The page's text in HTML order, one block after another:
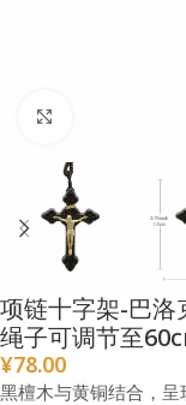
项链十字架-巴
绳子可调节至
¥78.00
黑檀木与黄铜结合，